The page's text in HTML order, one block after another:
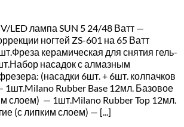
LED лампа SUN 5 24/48 Ватт —
ногтей ZS-601 на 65 Ватт
керамическая для снятия гель-
насадок с алмазным
(насадки 6шт. + 6шт. колпачков
Rubber Base 12мл. Базовое
слоем) — 1шт.Milano Rubber Top 12мл.
(с липким слоем) — [...]